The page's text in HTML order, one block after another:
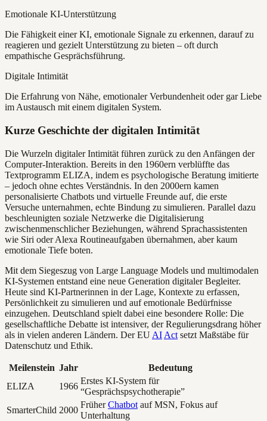
Emotionale KI-Unterstützung
Die Fähigkeit einer KI, emotionale Signale zu erkennen, darauf zu
reagieren und gezielt Unterstützung zu bieten – oft durch
empathische Gesprächsführung.
Digitale Intimität
Die Erfahrung von Nähe, emotionaler Verbundenheit oder gar Liebe
im Austausch mit einem digitalen System.
Kurze Geschichte der digitalen Intimität
Die Wurzeln digitaler Intimität führen zurück zu den Anfängen der
Computer-Interaktion. Bereits in den 1960ern verblüffte das
Textprogramm ELIZA, indem es psychologische Beratung imitierte
– jedoch ohne echtes Verständnis. In den 2000ern kamen
personalisierte Chatbots und virtuelle Freunde auf, die erste
Versuche unternahmen, echte Bindung zu simulieren. Parallel dazu
beschleunigten soziale Netzwerke die Digitalisierung
zwischenmenschlicher Beziehungen, während Sprachassistenten
wie Siri oder Alexa Routineaufgaben übernahmen, aber kaum
emotionale Tiefe boten.
Mit dem Siegeszug von Large Language Models und multimodalen
KI-Systemen entstand eine neue Generation digitaler Begleiter.
Heute sind KI-Partnerinnen in der Lage, Kontexte zu erfassen,
Persönlichkeit zu simulieren und auf emotionale Bedürfnisse
einzugehen. Deutschland spielt dabei eine besondere Rolle: Die
gesellschaftliche Debatte ist intensiver, der Regulierungsdrang höher
als in vielen anderen Ländern. Der EU AI Act setzt Maßstäbe für
Datenschutz und Ethik.
Meilenstein Jahr
Bedeutung
ELIZA
1966
Erstes KI-System für
“Gesprächspsychotherapie”
SmarterChild 2000
FrüherChatbot auf MSN, Fokus auf
Unterhaltung